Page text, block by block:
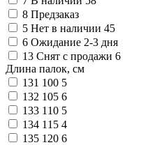
8 Предзаказ
5 Нет в наличии 45
6 Ожидание 2-3 дня
13 Снят с продажи 6
Длина палок, см
131 100 5
132 105 6
133 110 5
134 115 4
135 120 6